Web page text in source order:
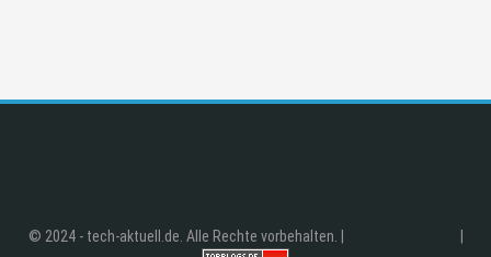
© 2024 - tech-aktuell.de. Alle Rechte vorbehalten. |